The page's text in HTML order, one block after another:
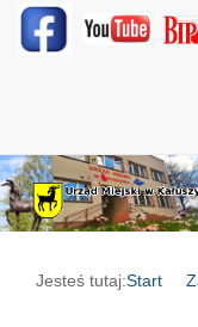
Jesteś tutaj:Start